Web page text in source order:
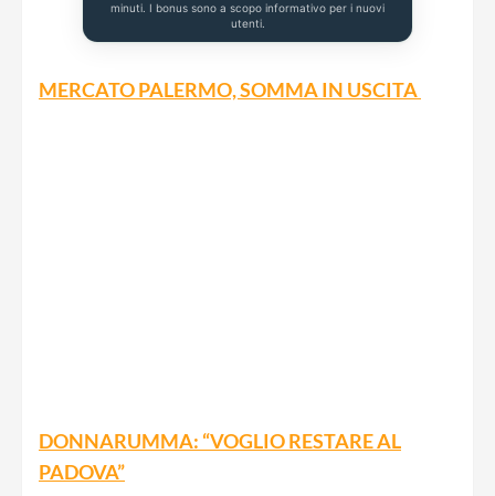
minuti. I bonus sono a scopo informativo per i nuovi
utenti.
MERCATO PALERMO, SOMMA IN USCITA
DONNARUMMA: “VOGLIO RESTARE AL
PADOVA”